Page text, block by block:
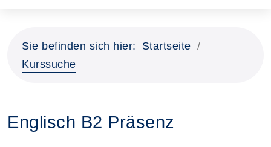
Sie befinden sich hier:
Startseite
Kurssuche
Englisch B2 Präsenz